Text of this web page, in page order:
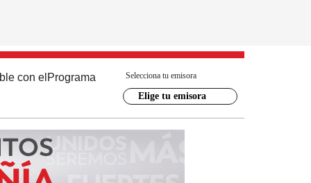
con el Programa Selecciona tu emisora
Elige tu emisora